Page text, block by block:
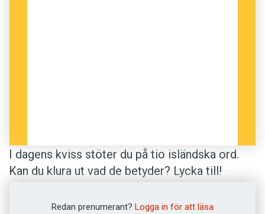
I dagens kviss stöter du på tio isländska ord.
Kan du klura ut vad de betyder? Lycka till!
Redan prenumerant? Logga in för att läsa